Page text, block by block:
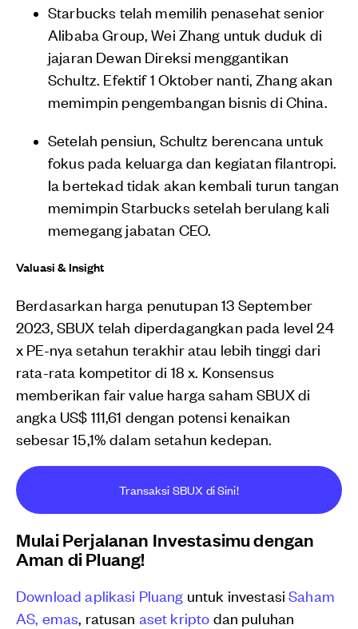
Starbucks telah memilih penasehat senior
Alibaba Group, Wei Zhang untuk duduk di
jajaran Dewan Direksi menggantikan
Schultz. Efektif 1 Oktober nanti, Zhang akan
memimpin pengembangan bisnis di China.
Setelah pensiun, Schultz berencana untuk
fokus pada keluarga dan kegiatan filantropi.
Ia bertekad tidak akan kembali turun tangan
memimpin Starbucks setelah berulang kali
memegang jabatan CEO.
Valuasi & Insight
Berdasarkan harga penutupan 13 September
2023, SBUX telah diperdagangkan pada level 24
x PE-nya setahun terakhir atau lebih tinggi dari
rata-rata kompetitor di 18 x. Konsensus
memberikan fair value harga saham SBUX di
angka US$ 111,61 dengan potensi kenaikan
sebesar 15,1% dalam setahun kedepan.
Transaksi SBUX di Sini!
Mulai Perjalanan Investasimu dengan
Aman di Pluang!
Download aplikasi Pluang untuk investasiSaham
AS, emas, ratusan aset kripto dan puluhan